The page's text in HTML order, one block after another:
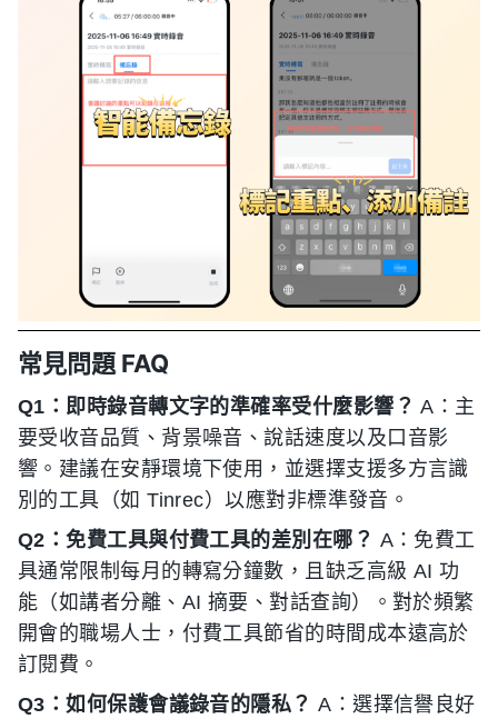
常見問題 FAQ
Q1：即時錄音轉文字的準確率受什麼影響？ A：主
要受收音品質、背景噪音、說話速度以及口音影
響。建議在安靜環境下使用，並選擇支援多方言識
別的工具（如 Tinrec）以應對非標準發音。
Q2：免費工具與付費工具的差別在哪？ A：免費工
具通常限制每月的轉寫分鐘數，且缺乏高級 AI 功
能（如講者分離、AI 摘要、對話查詢）。對於頻繁
開會的職場人士，付費工具節省的時間成本遠高於
訂閱費。
Q3：如何保護會議錄音的隱私？ A：選擇信譽良好